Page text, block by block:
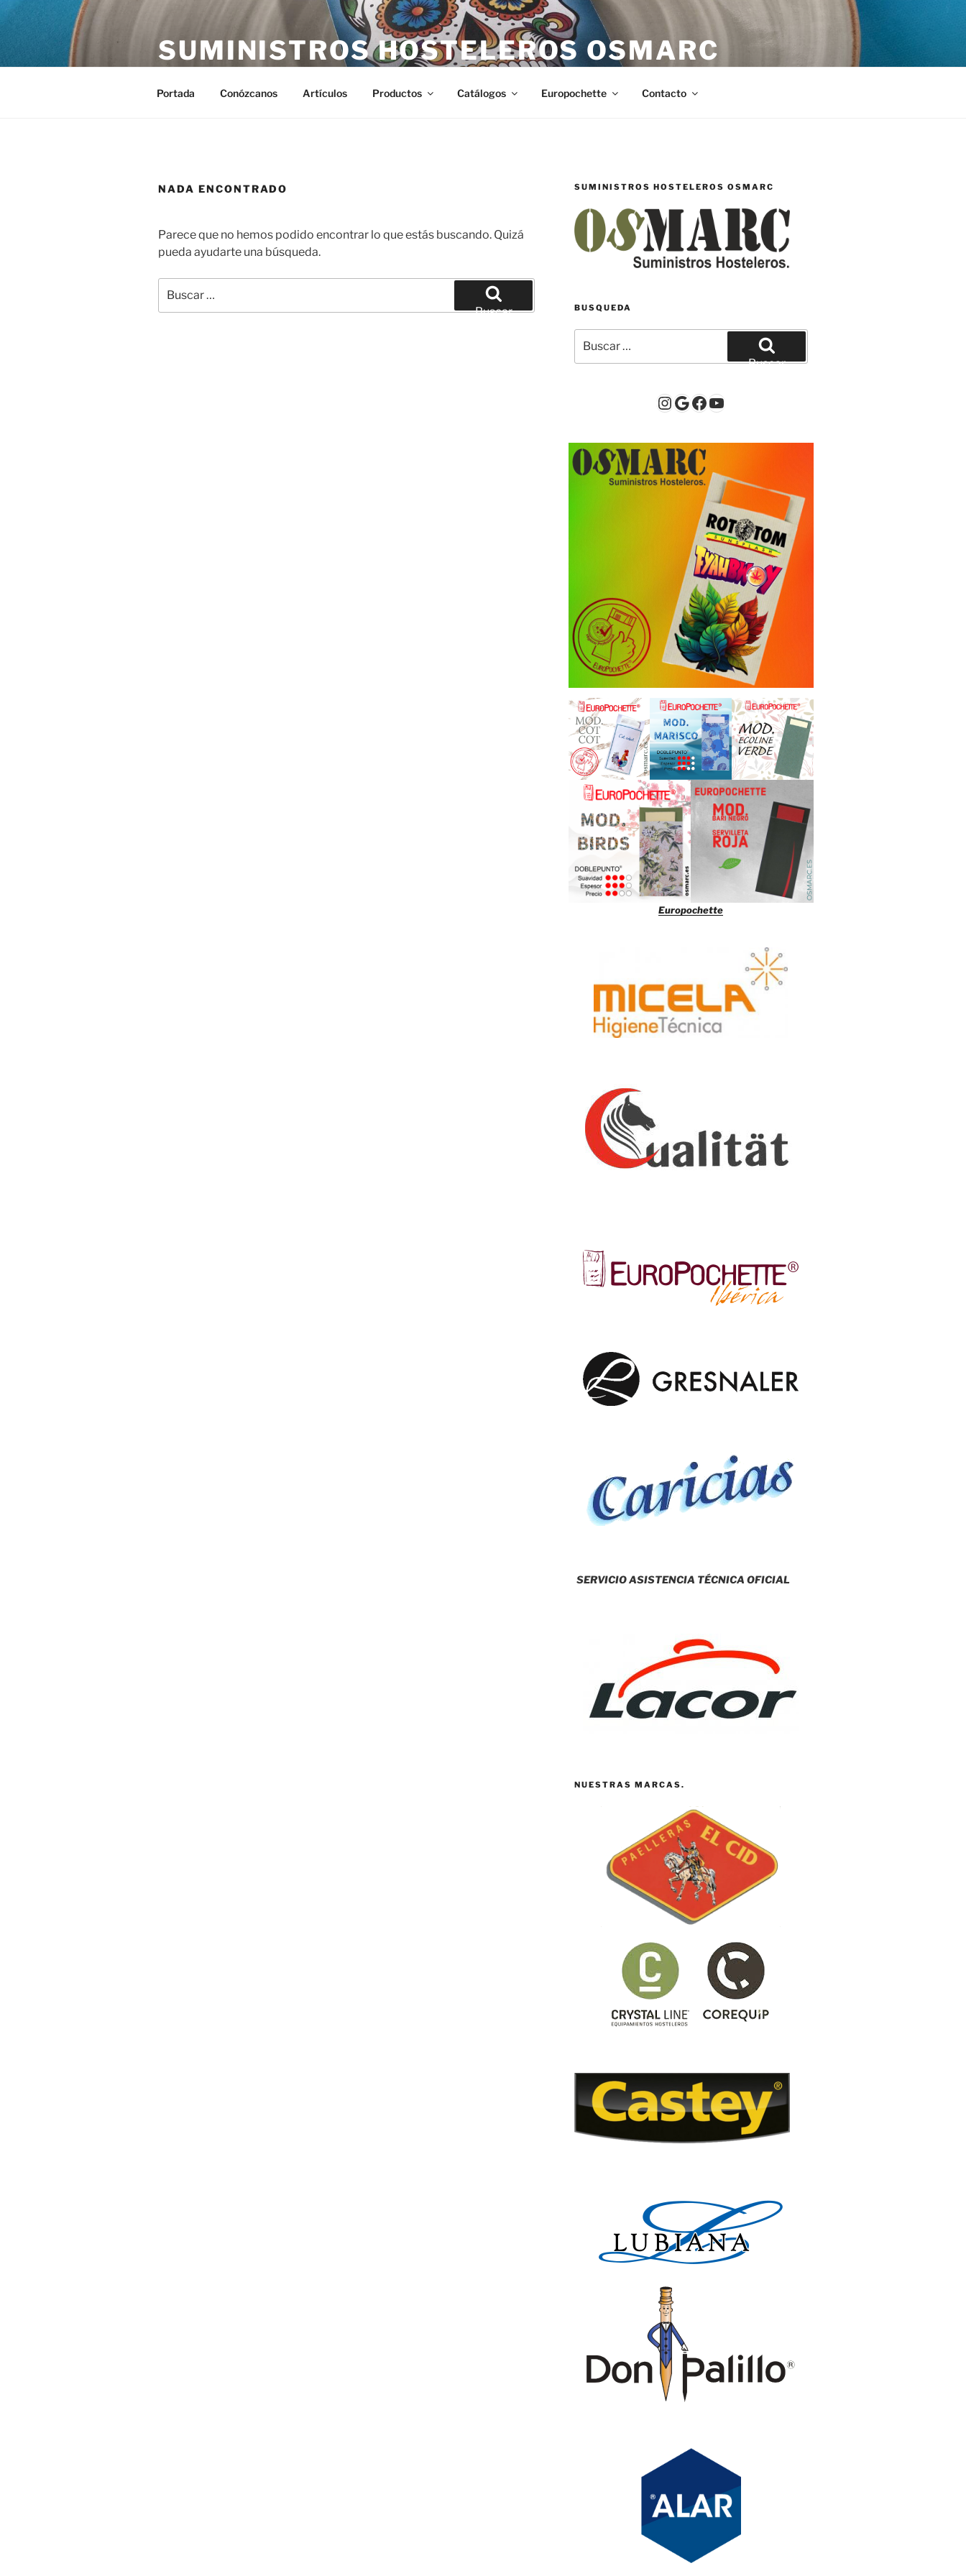
al
SUMINISTROS HOSTELEROS OSMARC
Portada Conózcanos Artículos Productos Catálogos Europochette Contacto
NADA ENCONTRADO
Parece que no hemos podido encontrar lo que estás buscando. Quizá
pueda ayudarte una búsqueda.
por:
Buscar
SUMINISTROS HOSTELEROS OSMARC
BUSQUEDA
por:
Buscar
Instagram
Google
Facebook
YouTube
Europochette
SERVICIO ASISTENCIA TÉCNICA OFICIAL
NUESTRAS MARCAS.